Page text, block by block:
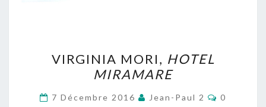
MORI,
HOTEL
MIRAMARE
VIRGINIA MORI, HOTEL
MIRAMARE
7 Décembre 2016 Jean-Paul 2
0